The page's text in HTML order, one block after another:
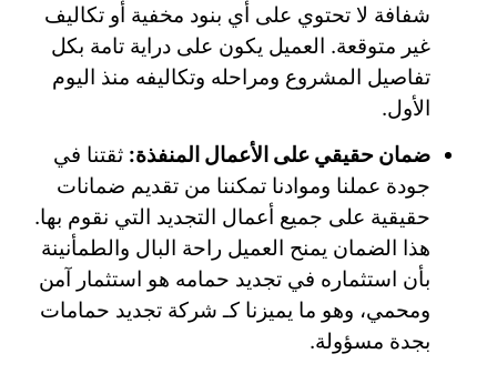
شفافة لا تحتوي على أي بنود مخفية أو تكاليف
غير متوقعة. العميل يكون على دراية تامة بكل
تفاصيل المشروع ومراحله وتكاليفه منذ اليوم
الأول.
ضمان حقيقي على الأعمال المنفذة: ثقتنا في
جودة عملنا وموادنا تمكننا من تقديم ضمانات
حقيقية على جميع أعمال التجديد التي نقوم بها.
هذا الضمان يمنح العميل راحة البال والطمأنينة
بأن استثماره في تجديد حمامه هو استثمار آمن
ومحمي، وهو ما يميزنا كـ شركة تجديد حمامات
بجدة مسؤولة.